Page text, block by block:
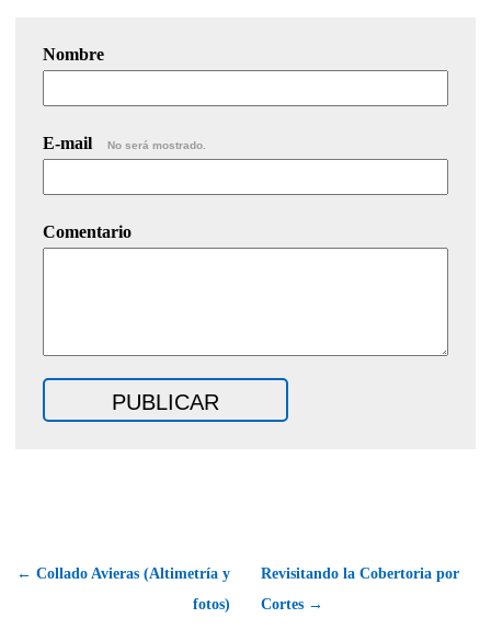
Nombre
E-mail No será mostrado.
Comentario
← Collado Avieras (Altimetría y
fotos)
Revisitando la Cobertoria por
Cortes →